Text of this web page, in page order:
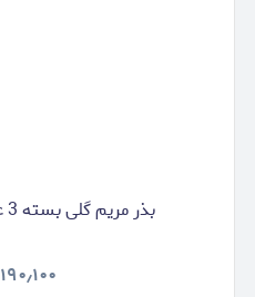
بذر مریم گلی بسته 3 عددی مدل GPSH7L
۱۹۰٫۱۰۰